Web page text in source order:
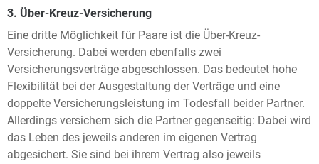
3. Über-Kreuz-Versicherung
Eine dritte Möglichkeit für Paare ist die Über-Kreuz-
Versicherung. Dabei werden ebenfalls zwei
Versicherungsverträge abgeschlossen. Das bedeutet hohe
Flexibilität bei der Ausgestaltung der Verträge und eine
doppelte Versicherungsleistung im Todesfall beider Partner.
Allerdings versichern sich die Partner gegenseitig: Dabei wird
das Leben des jeweils anderen im eigenen Vertrag
abgesichert. Sie sind bei ihrem Vertrag also jeweils